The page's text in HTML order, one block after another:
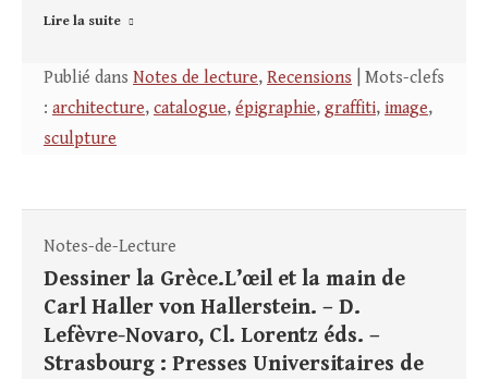
Lire la suite
Publié dans Notes de lecture, Recensions | Mots-clefs
: architecture, catalogue, épigraphie, graffiti, image,
sculpture
Notes-de-Lecture
Dessiner la Grèce.L’œil et la main de
Carl Haller von Hallerstein. – D.
Lefèvre-Novaro, Cl. Lorentz éds. –
Strasbourg : Presses Universitaires de